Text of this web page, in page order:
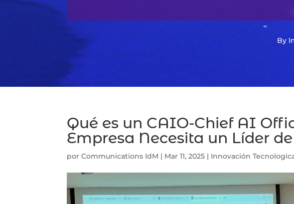
By
Qué es un CAIO-Chief AI
Empresa Necesita un Líder
porCommunications IdM | Mar 11, 2025 | Innovación